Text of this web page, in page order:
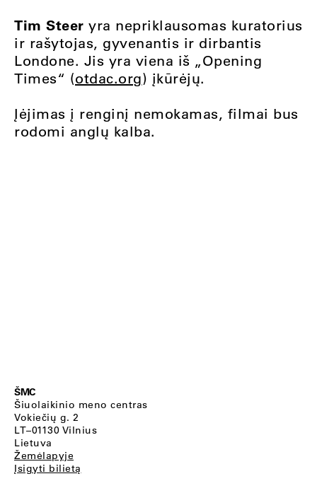
Tim Steer yra nepriklausomas kuratorius
ir rašytojas, gyvenantis ir dirbantis
Londone. Jis yra viena iš „Opening
Times“ (otdac.org) įkūrėjų.
Įėjimas į renginį nemokamas, filmai bus
rodomi anglų kalba.
ŠMC
Šiuolaikinio meno centras
Vokiečių g. 2
LT–01130 Vilnius
Lietuva
Žemėlapyje
Įsigyti bilietą